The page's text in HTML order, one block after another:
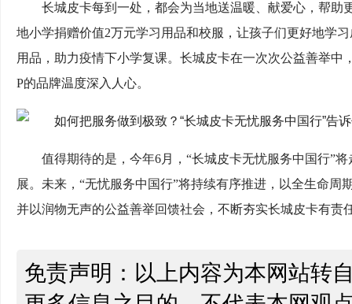
长城皮卡每到一处，都会为当地送温暖、献爱心，帮
地小学捐赠价值2万元学习用品和校服，让孩子们更好地学
用品，助力疫情下小学复课。长城皮卡在一次次公益善举
P的品牌温度深入人心。
值得期待的是，今年6月，“长城皮卡无忧服务中国行”
展。未来，“无忧服务中国行”将持续有序推进，以全生命
并以润物无声的公益善举回馈社会，不断夯实长城皮卡有责
免责声明：以上内容为本网站转